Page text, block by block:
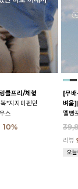
클프리/체형
*지지미펜던
스
10%
[무
벼움]
멜빵
리뷰